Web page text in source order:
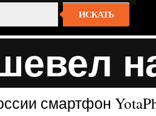
ИСКАТЬ
смартфон